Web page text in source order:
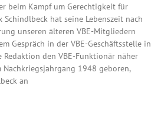
beim Kampf um Gerechtigkeit für
Schindlbeck hat seine Lebenszeit nach
unseren älteren VBE-Mitgliedern
Gespräch in der VBE-Geschäftsstelle in
Redaktion den VBE-Funktionär näher
Nachkriegsjahrgang 1948 geboren,
an